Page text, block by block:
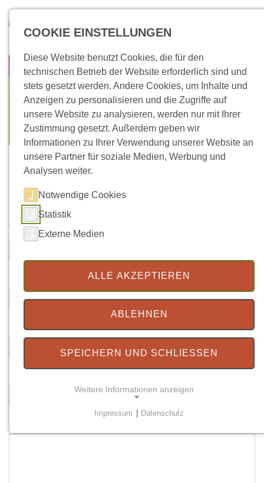
Direkt zum Inhalt
Kontaktformular
Vorname
Telefonnummer
COOKIE EINSTELLUNGEN
Diese Website benutzt Cookies, die für den
technischen Betrieb der Website erforderlich sind und
stets gesetzt werden. Andere Cookies, um Inhalte und
Anzeigen zu personalisieren und die Zugriffe auf
unsere Website zu analysieren, werden nur mit Ihrer
Zustimmung gesetzt. Außerdem geben wir
Informationen zu Ihrer Verwendung unserer Website an
unsere Partner für soziale Medien, Werbung und
Analysen weiter.
Notwendige Cookies
Statistik
Externe Medien
ALLE AKZEPTIEREN
ABLEHNEN
SPEICHERN UND SCHLIESSEN
Weitere Informationen anzeigen
Impressum Datenschutz